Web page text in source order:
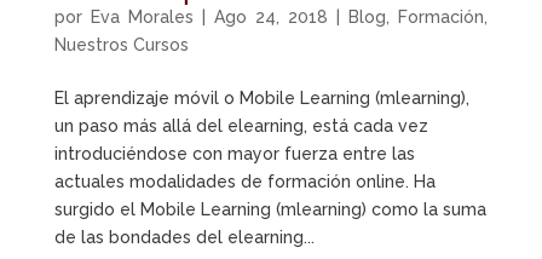
por Eva Morales Ago 24, 2018 Blog Formación
Nuestros Cursos
El aprendizaje móvil o Mobile Learning (mlearning),
un paso más allá del elearning, está cada vez
introduciéndose con mayor fuerza entre las
actuales modalidades de formación online. Ha
surgido el Mobile Learning (mlearning) como la suma
de las bondades del elearning...